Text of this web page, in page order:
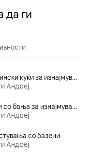
да ги
Гостински куќи за изнајмување
Андреј
Соби со бања за изнајмување
Андреј
со базени
Андреј